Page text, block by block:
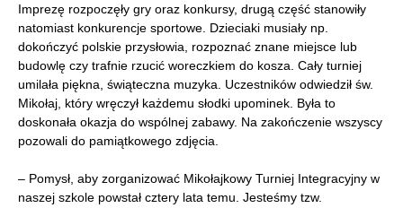
Imprezę rozpoczęły gry oraz konkursy, drugą część stanowiły
natomiast konkurencje sportowe. Dzieciaki musiały np.
dokończyć polskie przysłowia, rozpoznać znane miejsce lub
budowlę czy trafnie rzucić woreczkiem do kosza. Cały turniej
umilała piękna, świąteczna muzyka. Uczestników odwiedził św.
Mikołaj, który wręczył każdemu słodki upominek. Była to
doskonała okazja do wspólnej zabawy. Na zakończenie wszyscy
pozowali do pamiątkowego zdjęcia.
– Pomysł, aby zorganizować Mikołajkowy Turniej Integracyjny w
naszej szkole powstał cztery lata temu. Jesteśmy tzw.